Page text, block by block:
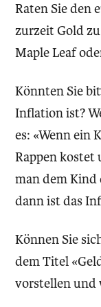
Raten Sie den
zurzeit Gold
Maple Leaf
Könnten Sie
Inflation ist?
es: «Wenn ein
Rappen kostet
man dem Kind
dann ist das
Können Sie
dem Titel
vorstellen und